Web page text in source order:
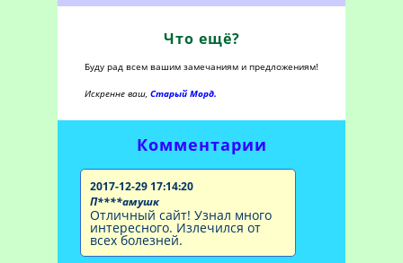
Что ещё?
Буду рад всем вашим замечаниям и предложениям!
Искренне ваш, Старый Морд.
Комментарии
2017-12-29 17:14:20
П****амушк
Отличный сайт! Узнал много
интересного. Излечился от
всех болезней.